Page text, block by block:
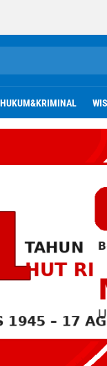
HUKUM&KRIMINAL